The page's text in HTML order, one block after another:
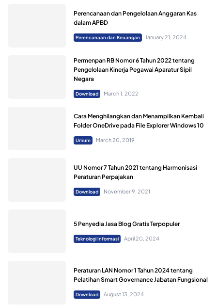
Perencanaan dan Pengelolaan Anggaran Kas
dalam APBD
Perencanaan dan Keuangan January 21, 2024
Permenpan RB Nomor 6 Tahun 2022 tentang
Pengelolaan Kinerja Pegawai Aparatur Sipil
Negara
Download March 1, 2022
Cara Menghilangkan dan Menampilkan Kembali
Folder OneDrive pada File Explorer Windows 10
Umum March 20, 2019
UU Nomor 7 Tahun 2021 tentang Harmonisasi
Peraturan Perpajakan
Download November 9, 2021
5 Penyedia Jasa Blog Gratis Terpopuler
Teknologi Informasi April 20, 2024
Peraturan LAN Nomor 1 Tahun 2024 tentang
Pelatihan Smart Governance Jabatan Fungsional
Download August 13, 2024